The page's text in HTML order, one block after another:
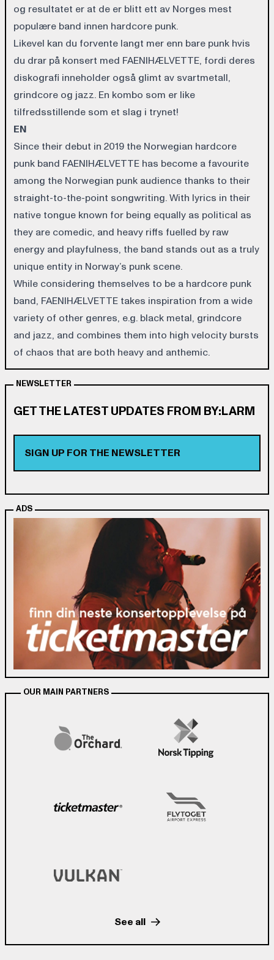
og resultatet er at de er blitt ett av Norges mest
populære band innen hardcore punk.
Likevel kan du forvente langt mer enn bare punk hvis
du drar på konsert med FAENIHÆLVETTE, fordi deres
diskografi inneholder også glimt av svartmetall,
grindcore og jazz. En kombo som er like
tilfredsstillende som et slag i trynet!
EN
Since their debut in 2019 the Norwegian hardcore
punk band FAENIHÆLVETTE has become a favourite
among the Norwegian punk audience thanks to their
straight-to-the-point songwriting. With lyrics in their
native tongue known for being equally as political as
they are comedic, and heavy riffs fuelled by raw
energy and playfulness, the band stands out as a truly
unique entity in Norway’s punk scene.
While considering themselves to be a hardcore punk
band, FAENIHÆLVETTE takes inspiration from a wide
variety of other genres, e.g. black metal, grindcore
and jazz, and combines them into high velocity bursts
of chaos that are both heavy and anthemic.
NEWSLETTER
GET THE LATEST UPDATES FROM BY:LARM
SIGN UP FOR THE NEWSLETTER
ADS
OUR MAIN PARTNERS
See all